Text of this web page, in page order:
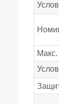
Макс.